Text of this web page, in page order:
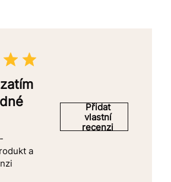
a
Přidat
vlastní
recenzi